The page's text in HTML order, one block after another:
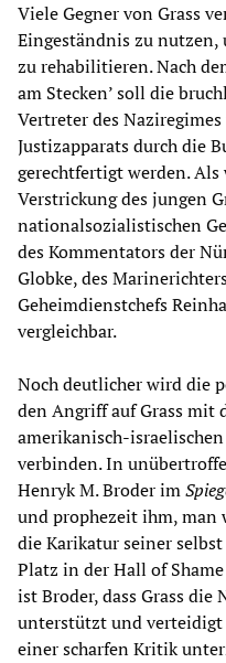
Viele Gegner von Grass
Eingeständnis zu nutzen,
zu rehabilitieren. Nach
am Stecken’ soll die
Vertreter des
Justizapparats durch die
gerechtfertigt werden.
Verstrickung des jungen
nationalsozialistischen
des Kommentators der
Globke, des
Geheimdienstchefs
vergleichbar.
Noch deutlicher wird die
den Angriff auf Grass mit
amerikanisch-
verbinden. In
Henryk M. Broder im
und prophezeit ihm, man
die Karikatur seiner
Platz in der Hall of
ist Broder, dass Grass
unterstützt und
einer scharfen Kritik